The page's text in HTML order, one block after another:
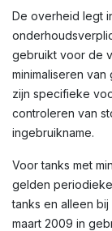
De overheid legt
gebruikt voor de
minimaliseren
zijn specifieke
controleren van
ingebruikname.
Voor tanks met
gelden
tanks en alleen
maart 2009 in